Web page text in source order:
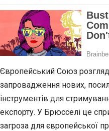
Європейський Союз
запровадження нових,
інструментів для
експорту. У Брюсселі це
загроза для європейської